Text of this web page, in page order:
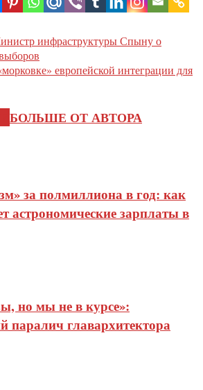
инфраструктуры Спыну о
европейской интеграции для
БОЛЬШЕ ОТ АВТОРА
за полмиллиона в год: как
астрономические зарплаты в
но мы не в курсе»:
паралич главархитектора